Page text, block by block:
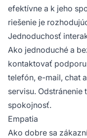
efektívne a k jeho
riešenie je
Jednoduchosť
Ako jednoduché a
kontaktovať
telefón, e-mail, chat
servisu.
spokojnosť.
Empatia
Ako dobre sa